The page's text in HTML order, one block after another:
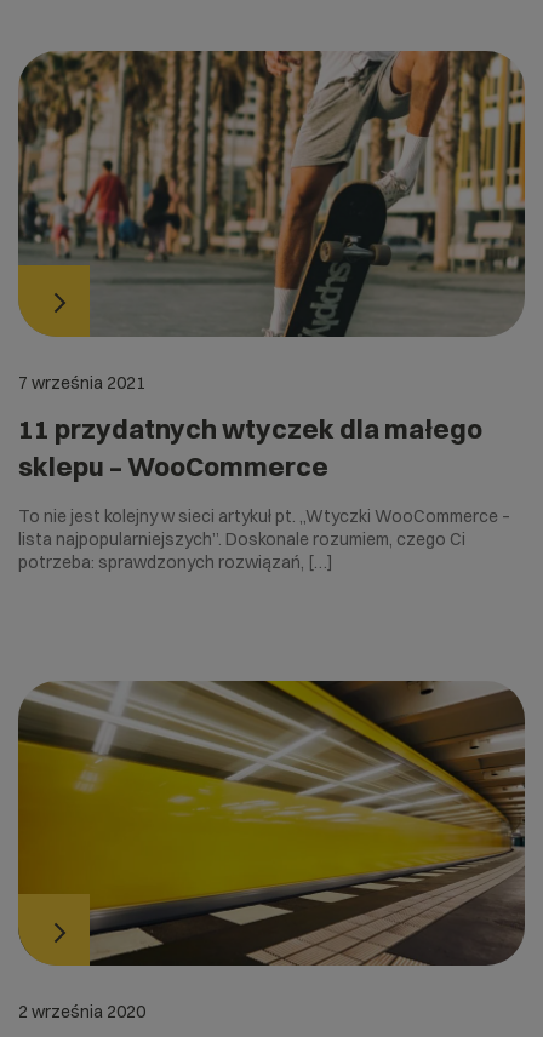
7 września 2021
11 przydatnych wtyczek dla małego
sklepu – WooCommerce
To nie jest kolejny w sieci artykuł pt. „Wtyczki WooCommerce –
lista najpopularniejszych”. Doskonale rozumiem, czego Ci
potrzeba: sprawdzonych rozwiązań, […]
2 września 2020